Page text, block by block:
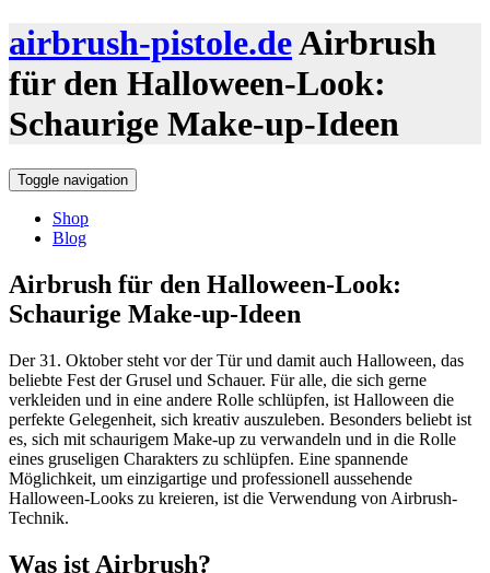
airbrush-pistole.deAirbrush
für den Halloween-Look:
Schaurige Make-up-Ideen
Toggle navigation
Shop
Blog
Airbrush für den Halloween-Look:
Schaurige Make-up-Ideen
Der 31. Oktober steht vor der Tür und damit auch Halloween, das
beliebte Fest der Grusel und Schauer. Für alle, die sich gerne
verkleiden und in eine andere Rolle schlüpfen, ist Halloween die
perfekte Gelegenheit, sich kreativ auszuleben. Besonders beliebt ist
es, sich mit schaurigem Make-up zu verwandeln und in die Rolle
eines gruseligen Charakters zu schlüpfen. Eine spannende
Möglichkeit, um einzigartige und professionell aussehende
Halloween-Looks zu kreieren, ist die Verwendung von Airbrush-
Technik.
Was ist Airbrush?